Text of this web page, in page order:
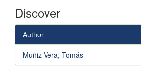
Discover
Author
Muñiz Vera, Tomás